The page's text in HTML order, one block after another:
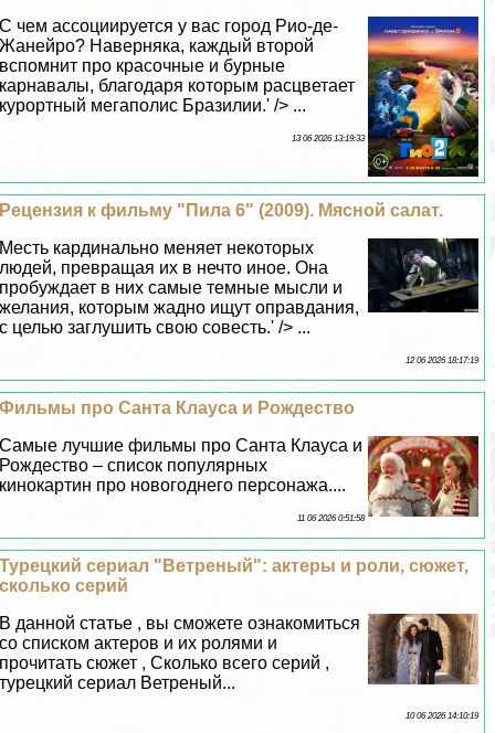
С чем ассоциируется у вас город Рио-де-
Жанейро? Наверняка, каждый второй
вспомнит про красочные и бурные
карнавалы, благодаря которым расцветает
курортный мегаполис Бразилии.' /> ...
13 06 2026 13:19:33
Рецензия к фильму "Пила 6" (2009). Мясной салат.
Месть кардинально меняет некоторых
людей, превращая их в нечто иное. Она
пробуждает в них самые темные мысли и
желания, которым жадно ищут оправдания,
с целью заглушить свою совесть.' /> ...
12 06 2026 18:17:19
Фильмы про Санта Клауса и Рождество
Самые лучшие фильмы про Санта Клауса и
Рождество – список популярных
кинокартин про новогоднего персонажа....
11 06 2026 0:51:58
Турецкий сериал "Ветреный": актеры и роли, сюжет,
сколько серий
В данной статье , вы сможете ознакомиться
со списком актеров и их ролями и
прочитать сюжет , Сколько всего серий ,
турецкий сериал Ветреный...
10 06 2026 14:10:19